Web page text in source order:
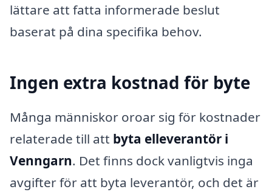
lättare att fatta informerade beslut
baserat på dina specifika behov.
Ingen extra kostnad för byte
Många människor oroar sig för kostnader
relaterade till att byta elleverantör i
Venngarn. Det finns dock vanligtvis inga
avgifter för att byta leverantör, och det är